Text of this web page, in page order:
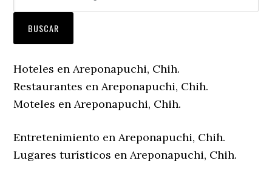
Hoteles en Areponapuchi, Chih.
Restaurantes en Areponapuchi, Chih.
Moteles en Areponapuchi, Chih.
Entretenimiento en Areponapuchi, Chih.
Lugares turísticos en Areponapuchi, Chih.